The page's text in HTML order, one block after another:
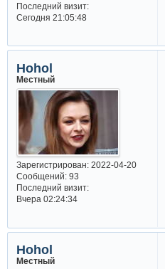
Последний визит:
Сегодня 21:05:48
Hohol
Местный
Зарегистрирован: 2022-04-20
Сообщений:93
Последний визит:
Вчера 02:24:34
Hohol
Местный